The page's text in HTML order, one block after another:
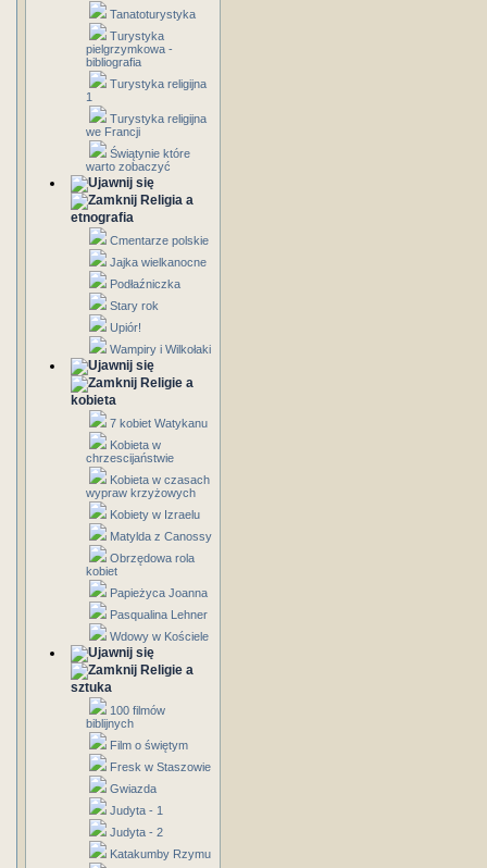
Tanatoturystyka
Turystyka
pielgrzymkowa -
bibliografia
Turystyka religijna
1
Turystyka religijna
we Francji
Świątynie które
warto zobaczyć
Religia a
etnografia
Cmentarze polskie
Jajka wielkanocne
Podłaźniczka
Stary rok
Upiór!
Wampiry i Wilkołaki
Religie a
kobieta
7 kobiet Watykanu
Kobieta w
chrzescijaństwie
Kobieta w czasach
wypraw krzyżowych
Kobiety w Izraelu
Matylda z Canossy
Obrzędowa rola
kobiet
Papieżyca Joanna
Pasqualina Lehner
Wdowy w Kościele
Religie a
sztuka
100 filmów
biblijnych
Film o świętym
Fresk w Staszowie
Gwiazda
Judyta - 1
Judyta - 2
Katakumby Rzymu